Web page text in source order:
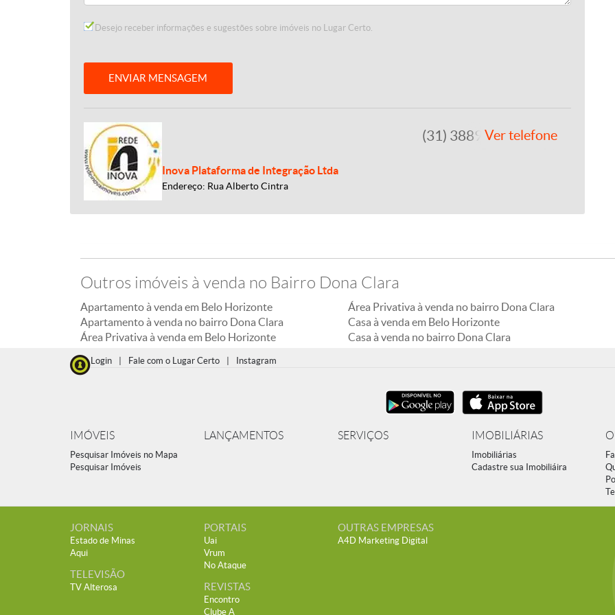
Desejo receber informações e sugestões sobre imóveis no Lugar Certo.
ENVIAR MENSAGEM
Inova Plataforma de Integração Ltda
Endereço: Rua Alberto Cintra
(31) 3889-4765Ver telefone
Outros imóveis à venda no Bairro Dona Clara
Apartamento à venda em Belo Horizonte
Apartamento à venda no bairro Dona Clara
Área Privativa à venda em Belo Horizonte
Área Privativa à venda no bairro Dona Clara
Casa à venda em Belo Horizonte
Casa à venda no bairro Dona Clara
Login Fale com o Lugar Certo Instagram
IMÓVEIS
Pesquisar Imóveis no Mapa
Pesquisar Imóveis
LANÇAMENTOS SERVIÇOS IMOBILIÁRIAS
Imobiliárias
Cadastre sua Imobiliáira
JORNAIS
Estado de Minas
Aqui
TELEVISÃO
TV Alterosa
PORTAIS
Uai
Vrum
No Ataque
REVISTAS
Encontro
Clube A
OUTRAS EMPRESAS
A4D Marketing Digital